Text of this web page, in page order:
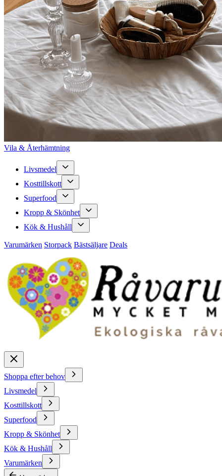
Vila & Återhämtning
Livsmedel
Kosttillskott
Superfood
Kropp & Skönhet
Kök & Hushåll
Varumärken Storpack Bästsäljare Deals
Shoppa efter behov
Livsmedel
Kosttillskott
Superfood
Kropp & Skönhet
Kök & Hushåll
Varumärken